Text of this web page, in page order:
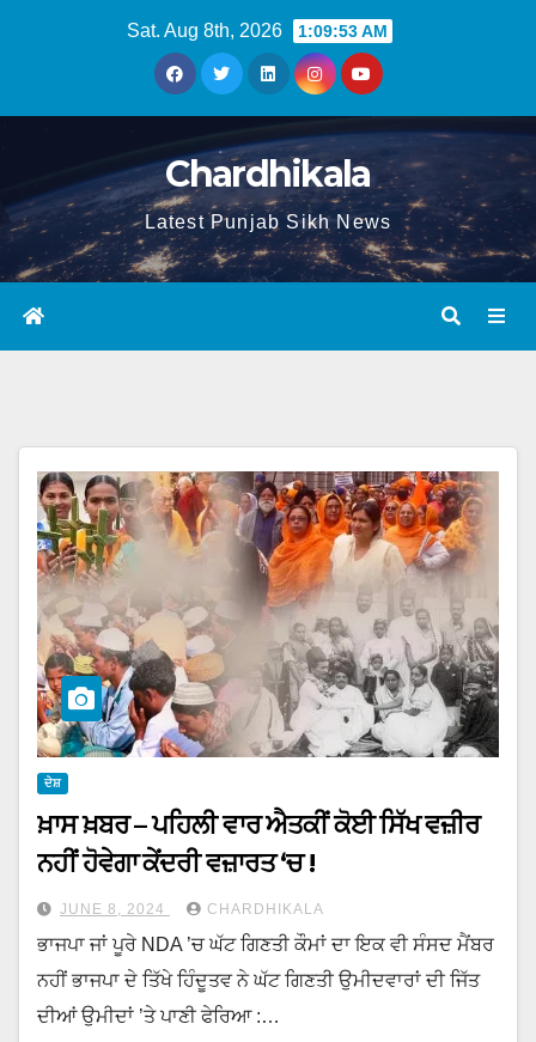
Sat. Aug 8th, 2026 1:09:54 AM
Chardhikala
Latest Punjab Sikh News
ਦੇਸ਼
ਖ਼ਾਸ ਖ਼ਬਰ – ਪਹਿਲੀ ਵਾਰ ਐਤਕੀਂ ਕੋਈ ਸਿੱਖ ਵਜ਼ੀਰ
ਨਹੀਂ ਹੋਵੇਗਾ ਕੇਂਦਰੀ ਵਜ਼ਾਰਤ ‘ਚ !
JUNE 8, 2024 CHARDHIKALA
ਭਾਜਪਾ ਜਾਂ ਪੂਰੇ NDA ’ਚ ਘੱਟ ਗਿਣਤੀ ਕੌਮਾਂ ਦਾ ਇਕ ਵੀ ਸੰਸਦ ਮੈਂਬਰ
ਨਹੀਂ ਭਾਜਪਾ ਦੇ ਤਿੱਖੇ ਹਿੰਦੂਤਵ ਨੇ ਘੱਟ ਗਿਣਤੀ ਉਮੀਦਵਾਰਾਂ ਦੀ ਜਿੱਤ
ਦੀਆਂ ਉਮੀਦਾਂ ’ਤੇ ਪਾਣੀ ਫੇਰਿਆ :…